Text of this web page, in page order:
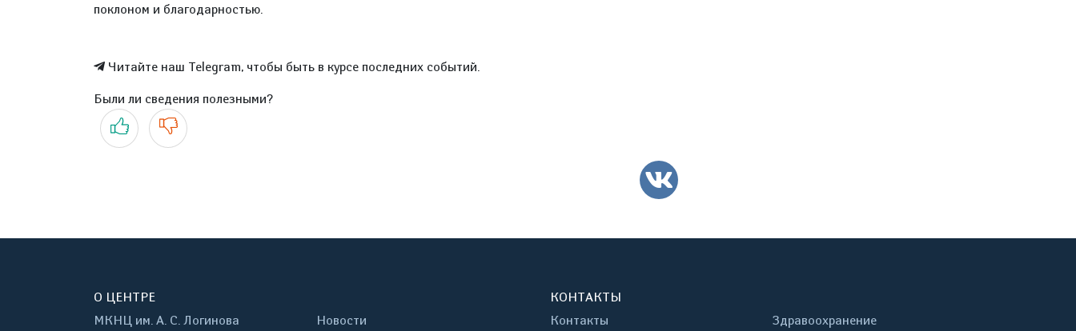
поклоном и благодарностью.
Читайте наш Telegram, чтобы быть в курсе последних событий.
Были ли сведения полезными?
Да Нет
ВКонтакте
О ЦЕНТРЕ
МКНЦ им. А. С. Логинова
Новости
КОНТАКТЫ
Контакты
Здравоохранение